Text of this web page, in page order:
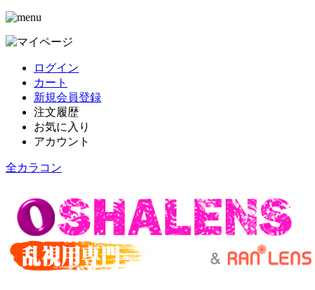
ログイン
カート
新規会員登録
注文履歴
お気に入り
アカウント
全カラコン